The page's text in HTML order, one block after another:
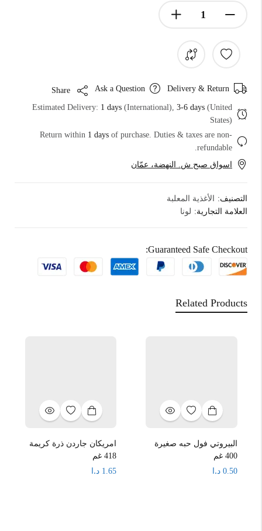
Delivery & Return
Ask a Question
Estimated Delivery: 1 days (International), 3-6 days (United
States)
Return within 1 days of purchase. Duties & taxes are non-
refundable.
اسواق صبح ش. النهضة، عمّان
التصنيف:
الأغذية المعلبة
العلامة التجارية: لونا
Guaranteed Safe Checkout:
Related Products
البيروتي فول حبه صغيرة
400 غم
0.50 د.ا
امريكان جاردن ذرة كريمة
418 غم
1.65 د.ا